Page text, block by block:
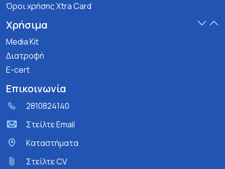
Όροι χρήσης Xtra Card
Χρήσιμα
Media Kit
Διατροφή
E-cert
Επικοινωνία
2810824140
Στείλτε Email
Kαταστήματα
Στείλτε CV